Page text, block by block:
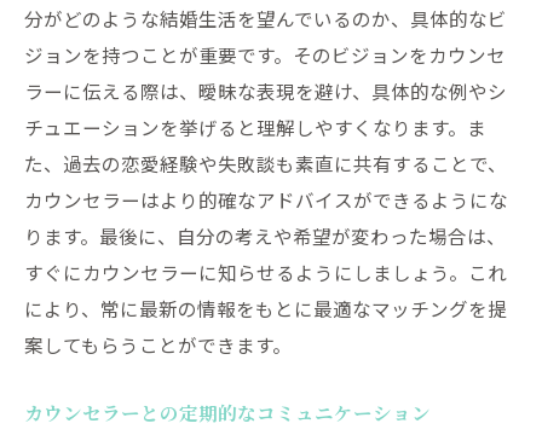
分がどのような結婚生活を望んでいるのか、具体的なビ
ジョンを持つことが重要です。そのビジョンをカウンセ
ラーに伝える際は、曖昧な表現を避け、具体的な例やシ
チュエーションを挙げると理解しやすくなります。ま
た、過去の恋愛経験や失敗談も素直に共有することで、
カウンセラーはより的確なアドバイスができるようにな
ります。最後に、自分の考えや希望が変わった場合は、
すぐにカウンセラーに知らせるようにしましょう。これ
により、常に最新の情報をもとに最適なマッチングを提
案してもらうことができます。
カウンセラーとの定期的なコミュニケーション